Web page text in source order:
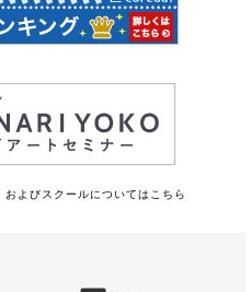
よびスクールについてはこちら